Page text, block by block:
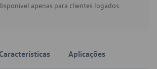
apenas para clientes logados.
Características Aplicações